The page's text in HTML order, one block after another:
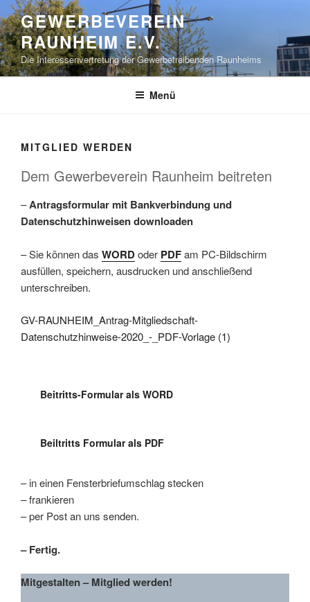
Zum
Inhalt
springen
GEWERBEVEREIN
RAUNHEIM E.V.
Die Interessenvertretung der Gewerbetreibenden Raunheims
Menü
MITGLIED WERDEN
Dem Gewerbeverein Raunheim beitreten
–Antragsformular mit Bankverbindung und
Datenschutzhinweisen downloaden
– Sie können das WORDoder PDFam PC-Bildschirm
ausfüllen, speichern, ausdrucken und anschließend
unterschreiben.
GV-RAUNHEIM_Antrag-Mitgliedschaft-
Datenschutzhinweise-2020_-_PDF-Vorlage (1)
Beitritts-Formular als WORD
Beiltritts Formular als PDF
– in einen Fensterbriefumschlag stecken
– frankieren
– per Post an uns senden.
– Fertig.
Mitgestalten – Mitglied werden!